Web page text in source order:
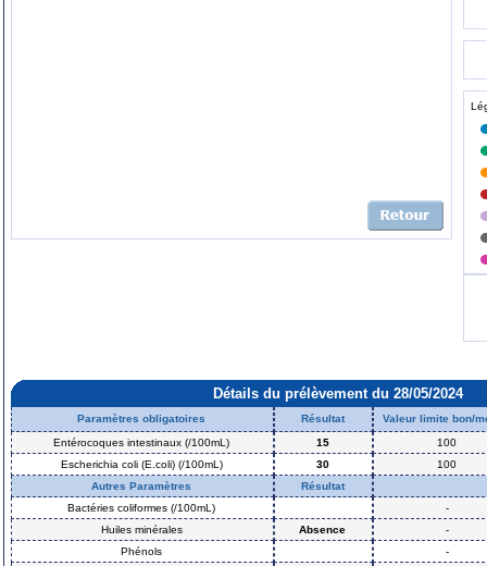
Détails du prélèvement du 28/05/2024
Paramètres obligatoires Résultat
Valeur limite bon/
Entérocoques intestinaux (/100mL)
15
100
Escherichia coli (E.coli) (/100mL)
30
100
Autres Paramètres
Résultat
Bactéries coliformes (/100mL)
-
Huiles minérales
Absence
-
Phénols
-